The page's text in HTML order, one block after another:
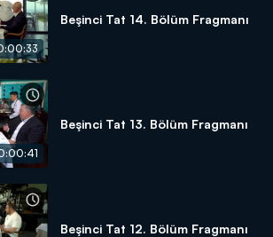
Beşinci Tat 14. Bölüm Fragmanı
Beşinci Tat 13. Bölüm Fragmanı
Beşinci Tat 12. Bölüm Fragmanı